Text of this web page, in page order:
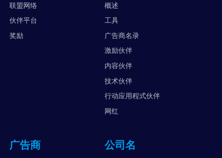
联盟网络
伙伴平台
奖励
概述
工具
广告商名录
激励伙伴
内容伙伴
技术伙伴
行动应用程式伙伴
网红
广告商 公司名